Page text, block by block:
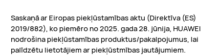
Saskaņā ar Eiropas piekļūstamības aktu (Direktīva (ES)
2019/882), ko piemēro no 2025. gada 28. jūnija, HUAWEI
nodrošina piekļūstamības produktus/pakalpojumus, lai
palīdzētu lietotājiem ar piekļūstmības jautājumiem.